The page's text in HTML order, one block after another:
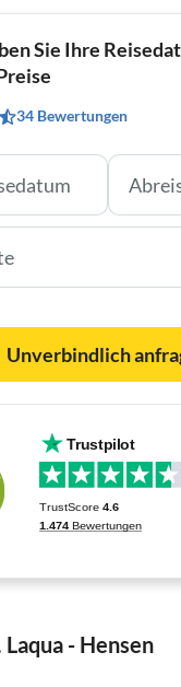
Sie Ihre
34 Bewertungen
Unverbindlich
Laqua - Hensen